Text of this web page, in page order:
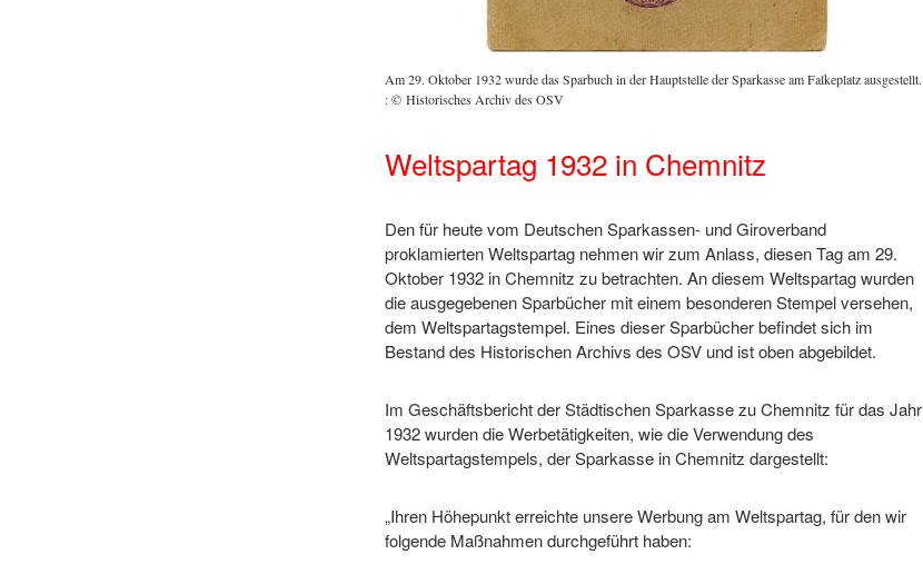
Am 29. Oktober 1932 wurde das Sparbuch in der Hauptstelle der Sparkasse am Falkeplatz ausgestellt.
:© Historisches Archiv des OSV
Weltspartag 1932 in Chemnitz
Den für heute vom Deutschen Sparkassen- und Giroverband
proklamierten Weltspartag nehmen wir zum Anlass, diesen Tag am 29.
Oktober 1932 in Chemnitz zu betrachten. An diesem Weltspartag wurden
die ausgegebenen Sparbücher mit einem besonderen Stempel versehen,
dem Weltspartagstempel. Eines dieser Sparbücher befindet sich im
Bestand des Historischen Archivs des OSV und ist oben abgebildet.
Im Geschäftsbericht der Städtischen Sparkasse zu Chemnitz für das Jahr
1932 wurden die Werbetätigkeiten, wie die Verwendung des
Weltspartagstempels, der Sparkasse in Chemnitz dargestellt:
„Ihren Höhepunkt erreichte unsere Werbung am Weltspartag, für den wir
folgende Maßnahmen durchgeführt haben: